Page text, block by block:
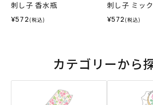
刺し子 香水瓶
¥572 (税込)
刺し子 ミッ
¥572 (税込)
カテゴリーから